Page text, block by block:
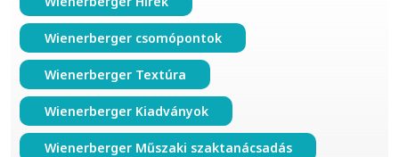
Wienerberger csomópontok
Wienerberger Textúra
Wienerberger Kiadványok
Wienerberger Műszaki szaktanácsadás